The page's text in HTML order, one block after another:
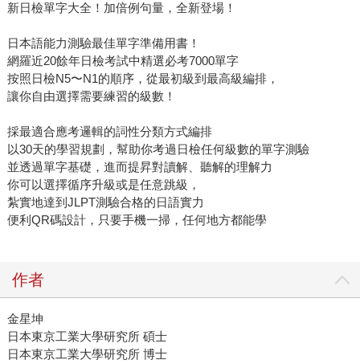
新日檢單字大全！加倍例句量，全新登場！
日本語能力測驗最佳單字準備用書！
網羅近20餘年日檢考試中精選必考7000單字
按照日檢N5〜N1的順序，從最初級到最高級編排，
讓你自由選擇需要練習的級數！
採最適合應考邏輯的詞性分類方式編排
以30天的學習規劃，幫助你考過日檢任何級數的單字測驗
並透過單字基礎，進而提昇對讀解、聽解的理解力
你可以選擇循序升級或是任意跳級，
紮實地達到JLPT測驗合格的日語實力
便利QR碼設計，只要手機一掃，任何地方都能學
作者
金星坤
日本東京工業大學研究所 碩士
日本東京工業大學研究所 博士